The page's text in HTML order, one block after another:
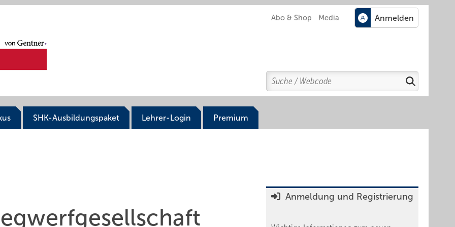
Abo & Shop Media
Search
Suchen
SHK-Ausbildungspaket Lehrer-Login Premium
Anmeldung und Registrierung